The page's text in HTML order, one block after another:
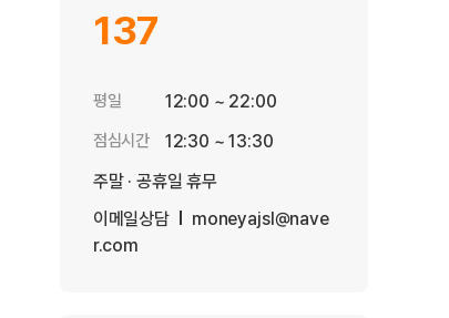
137
평일 12:00 ~ 22:00
점심시간
12:30 ~ 13:30
주말 · 공휴일 휴무
이메일상담
moneyajsl@nave
r.com